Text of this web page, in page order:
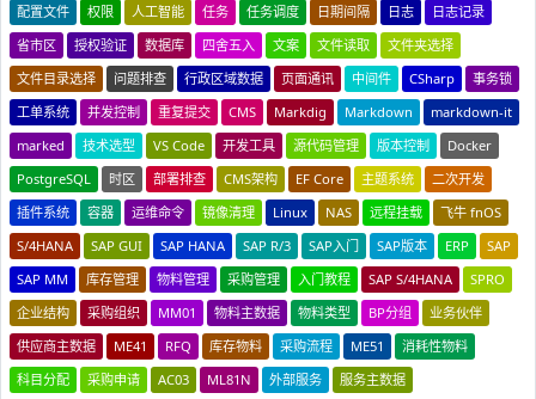
配置文件
权限 人工智能 任务 任务调度 日期间隔 日志
日志记录
省市区
授权验证 数据库 四舍五入 文案 文件读取
文件夹选择
文件目录选择
问题排查 行政区域数据 页面通讯 中间件 CSharp
事务锁
工单系统
并发控制 重复提交 CMS Markdig Markdown
markdown-it
marked
技术选型 VS Code 开发工具 源代码管理 版本控制
Docker
PostgreSQL
时区 部署排查 CMS架构 EF Core 主题系统
二次开发
插件系统
容器 运维命令 镜像清理 Linux NAS 远程挂载
飞牛 fnOS
S/4HANA
SAP GUI SAP HANA SAP R/3 SAP入门 SAP版本 ERP
SAP
SAP MM
库存管理 物料管理 采购管理 入门教程 SAP S/4HANA
SPRO
企业结构
采购组织 MM01 物料主数据 物料类型 BP分组
业务伙伴
供应商主数据
ME41 RFQ 库存物料 采购流程 ME51
消耗性物料
科目分配
采购申请 AC03 ML81N 外部服务
服务主数据